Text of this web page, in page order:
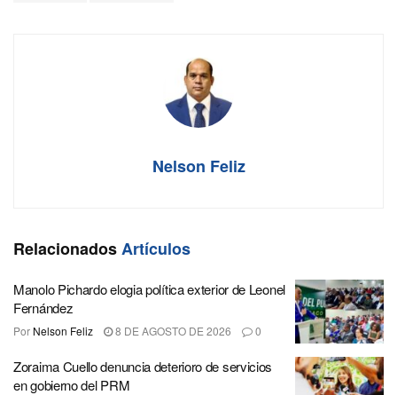
Nelson Feliz
RelacionadosArtículos
Manolo Pichardo elogia política exterior de Leonel
Fernández
Por Nelson Feliz 8 DE AGOSTO DE 2026 0
Zoraima Cuello denuncia deterioro de servicios
en gobierno del PRM